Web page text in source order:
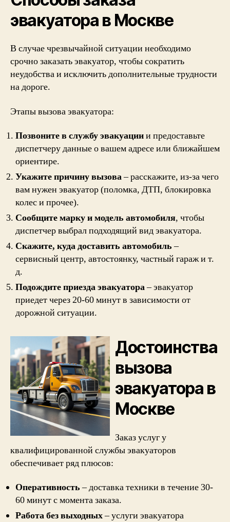
эвакуатора в Москве
В случае чрезвычайной ситуации необходимо
срочно заказать эвакуатор, чтобы сократить
неудобства и исключить дополнительные трудности
на дороге.
Этапы вызова эвакуатора:
Позвоните в службу эвакуациии предоставьте
диспетчеру данные о вашем адресе или ближайшем
ориентире.
Укажите причину вызова– расскажите, из-за чего
вам нужен эвакуатор (поломка, ДТП, блокировка
колес и прочее).
Сообщите марку и модель автомобиля, чтобы
диспетчер выбрал подходящий вид эвакуатора.
Скажите, куда доставить автомобиль–
сервисный центр, автостоянку, частный гараж и т.
д.
Подождите приезда эвакуатора– эвакуатор
приедет через 20-60 минут в зависимости от
дорожной ситуации.
Достоинства
вызова
эвакуатора в
Москве
Заказ услуг у
квалифицированной службы эвакуаторов
обеспечивает ряд плюсов:
Оперативность– доставка техники в течение 30-
60 минут с момента заказа.
Работа без выходных– услуги эвакуатора